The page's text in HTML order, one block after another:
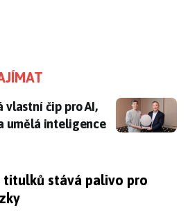
vlastní čip pro AI, který si
vlastní čip pro AI,
umělá inteligence
titulků stává palivo pro